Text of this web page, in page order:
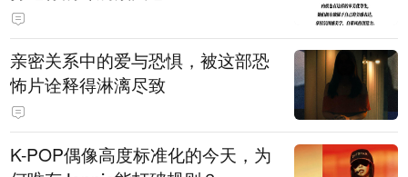
亲密关系中的爱与恐惧，被这部恐
怖片诠释得淋漓尽致
K-POP偶像高度标准化的今天，为